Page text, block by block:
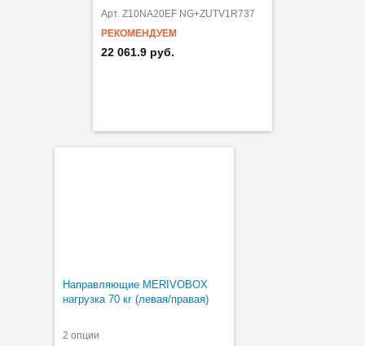
Арт. Z10NA20EF NG+ZUTV1R737
РЕКОМЕНДУЕМ
22 061.9 руб.
Направляющие MERIVOBOX
нагрузка 70 кг (левая/правая)
2 опции